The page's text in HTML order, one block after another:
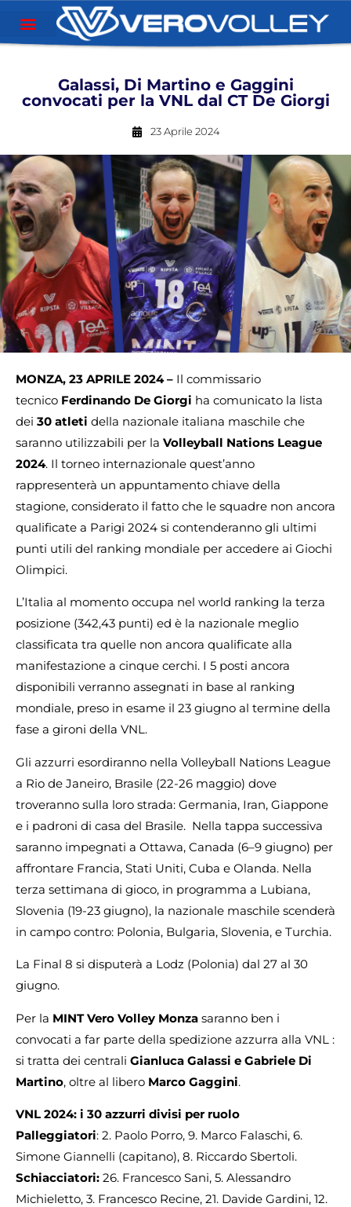
Galassi, Di Martino e Gaggini
convocati per la VNL dal CT De Giorgi
23 Aprile 2024
MONZA, 23 APRILE 2024 – Il commissario
tecnico Ferdinando De Giorgi ha comunicato la lista
dei 30 atleti della nazionale italiana maschile che
saranno utilizzabili per la Volleyball Nations League
2024. Il torneo internazionale quest’anno
rappresenterà un appuntamento chiave della
stagione, considerato il fatto che le squadre non ancora
qualificate a Parigi 2024 si contenderanno gli ultimi
punti utili del ranking mondiale per accedere ai Giochi
Olimpici.
L’Italia al momento occupa nel world ranking la terza
posizione (342,43 punti) ed è la nazionale meglio
classificata tra quelle non ancora qualificate alla
manifestazione a cinque cerchi. I 5 posti ancora
disponibili verranno assegnati in base al ranking
mondiale, preso in esame il 23 giugno al termine della
fase a gironi della VNL.
Gli azzurri esordiranno nella Volleyball Nations League
a Rio de Janeiro, Brasile (22-26 maggio) dove
troveranno sulla loro strada: Germania, Iran, Giappone
e i padroni di casa del Brasile. Nella tappa successiva
saranno impegnati a Ottawa, Canada (6–9 giugno) per
affrontare Francia, Stati Uniti, Cuba e Olanda. Nella
terza settimana di gioco, in programma a Lubiana,
Slovenia (19-23 giugno), la nazionale maschile scenderà
in campo contro: Polonia, Bulgaria, Slovenia, e Turchia.
La Final 8 si disputerà a Lodz (Polonia) dal 27 al 30
giugno.
Per la MINT Vero Volley Monza saranno ben i
convocati a far parte della spedizione azzurra alla VNL :
si tratta dei centrali Gianluca Galassi e Gabriele Di
Martino, oltre al libero Marco Gaggini.
VNL 2024: i 30 azzurri divisi per ruolo
Palleggiatori: 2. Paolo Porro, 9. Marco Falaschi, 6.
Simone Giannelli (capitano), 8. Riccardo Sbertoli.
Schiacciatori: 26. Francesco Sani, 5. Alessandro
Michieletto, 3. Francesco Recine, 21. Davide Gardini, 12.